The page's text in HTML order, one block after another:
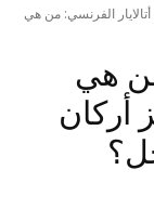
الفرنسي: من هي
من هي
أركان